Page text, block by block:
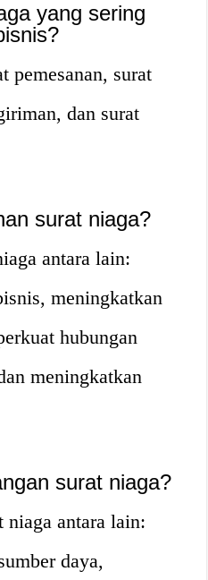
yang sering
pemesanan, surat
dan surat
surat niaga?
antara lain:
meningkatkan
hubungan
meningkatkan
surat niaga?
niaga antara lain:
daya,